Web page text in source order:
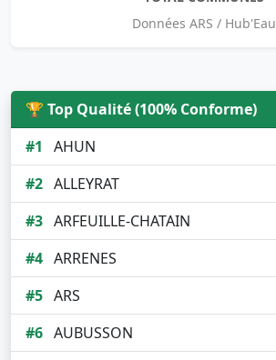
Données ARS / Hub'Eau
🏆 Top Qualité (100% Conforme)
#1
AHUN
#2 ALLEYRAT
#3 ARFEUILLE-CHATAIN
#4 ARRENES
#5 ARS
#6 AUBUSSON